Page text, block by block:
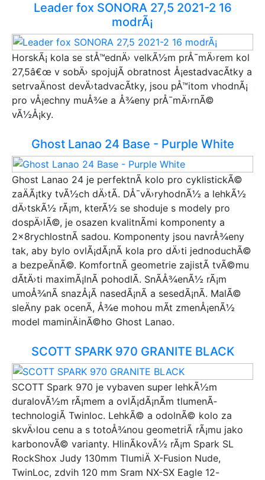
Leader fox SONORA 27,5 2021-2 16
modrÃ¡
HorskÃ¡ kola se stÅ™ednÄ› velkÃ½m prÅ¯mÄ›rem kol
27,5â€œ v sobÄ› spojujÃ­ obratnost Å¡estadvacÃ­tky a
setrvaÄnost devÄ›tadvacÃ­tky, jsou pÅ™itom vhodnÃ¡
pro vÅ¡echny muÅ¾e a Å¾eny prÅ¯mÄ›rnÃ©
vÃ½Å¡ky.
Ghost Lanao 24 Base - Purple White
Ghost Lanao 24 je perfektnÃ­ kolo pro cyklistickÃ©
zaÄÃ¡tky tvÃ½ch dÄ›tÃ­. DÅ¯vÄ›ryhodnÃ½ a lehkÃ½
dÄ›tskÃ½ rÃ¡m, kterÃ½ se shoduje s modely pro
dospÄ›lÃ©, je osazen kvalitnÃ­mi komponenty a
2x8rychlostnÃ­ sadou. Komponenty jsou navrÅ¾eny
tak, aby bylo ovlÃ¡dÃ¡nÃ­ kola pro dÄ›ti jednoduchÃ©
a bezpeÄnÃ©. KomfortnÃ­ geometrie zajistÃ­ tvÃ©mu
dÃ­tÄ›ti maximÃ¡lnÃ­ pohodlÃ­. SnÃ­Å¾enÃ½ rÃ¡m
umoÅ¾nÃ­ snazÅ¡Ã­ nasedÃ¡nÃ­ a sesedÃ¡nÃ­. MalÃ©
sleÄny pak ocenÃ­, Å¾e mohou mÃ­t zmenÅ¡enÃ½
model maminÄinÃ©ho Ghost Lanao.
SCOTT SPARK 970 GRANITE BLACK
SCOTT Spark 970 je vybaven super lehkÃ½m
duralovÃ½m rÃ¡mem a ovlÃ¡dÃ¡nÃ­m tlumenÃ­
technologiÃ­ Twinloc. LehkÃ© a odolnÃ© kolo za
skvÄ›lou cenu a s totoÅ¾nou geometriÃ­ rÃ¡mu jako
karbonovÃ© varianty. HlinÃ­kovÃ½ rÃ¡m Spark SL
RockShox Judy 130mm TlumiÄ X-Fusion Nude,
TwinLoc, zdvih 120 mm Sram NX-SX Eagle 12-